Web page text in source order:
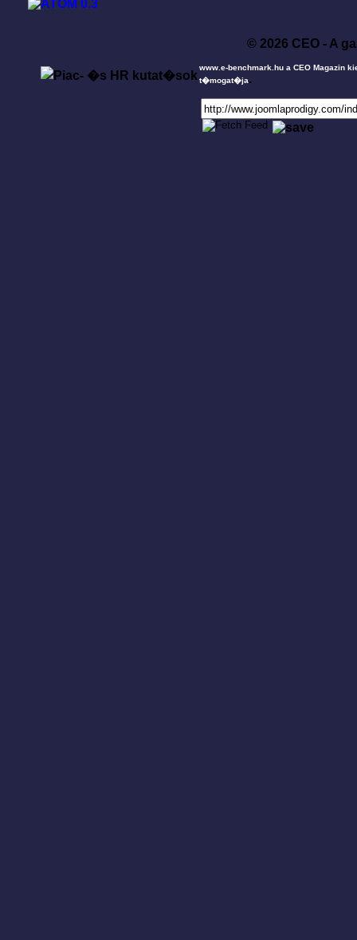
© 2026 CEO - A
www.e-benchmark.hu a CEO Magazin
t�mogat�ja.